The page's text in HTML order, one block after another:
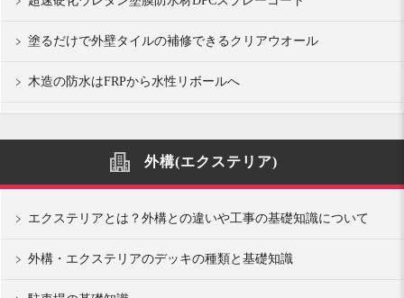
塗るだけで外壁タイルの補修できるクリアウオール
木造の防水はFRPから水性リボールへ
外構(エクステリア)
エクステリアとは？外構との違いや工事の基礎知識について
外構・エクステリアのデッキの種類と基礎知識